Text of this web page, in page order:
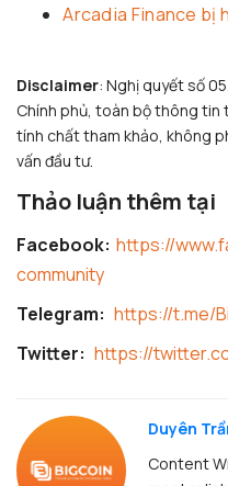
Arcadia Finance bị
Y
Disclaimer: Nghị quyết số
Chính phủ, toàn bộ thông tin
tính chất tham khảo, không
vấn đầu tư.
Thảo luận thêm tại
Facebook: https://
community
Telegram: https://t.me/
Twitter: https://
Duyên
Content